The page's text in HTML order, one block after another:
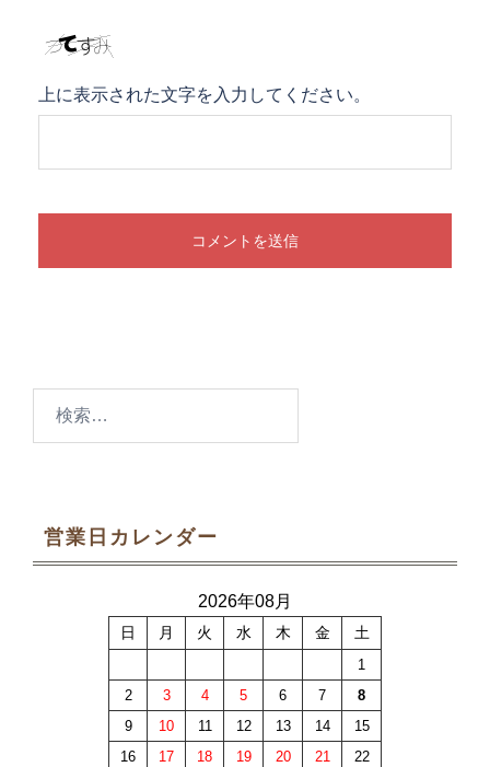
上に表示された文字を入力してください。
営業日カレンダー
2026年08月
日 月 火 水 木 金 土
1
2
3 4 5 6 7
8
9
10 11 12 13 14
15
16
17 18 19 20 21 22